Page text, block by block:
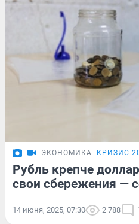
ЭКОНОМИКА КРИЗИС-
Рубль крепче
свои сбережения —
14 июня, 2025, 07:30 2 788